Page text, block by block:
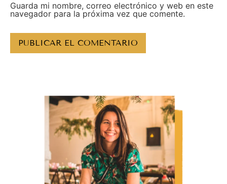
Guarda mi nombre, correo electrónico y web en este
navegador para la próxima vez que comente.